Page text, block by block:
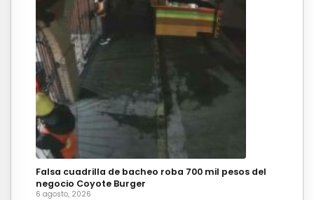
Falsa cuadrilla de bacheo roba 700 mil pesos del
negocio Coyote Burger
6 agosto, 2026